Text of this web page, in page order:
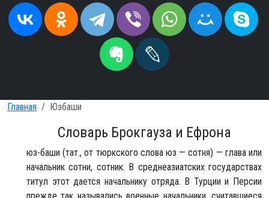
Главная Юзбаши
Словарь Брокгауза и Ефрона
юз-баши (тат., от тюркского слова юз — сотня) — глава или
начальник сотни, сотник. В среднеазиатских государствах
титул этот дается начальнику отряда. В Турции и Персии